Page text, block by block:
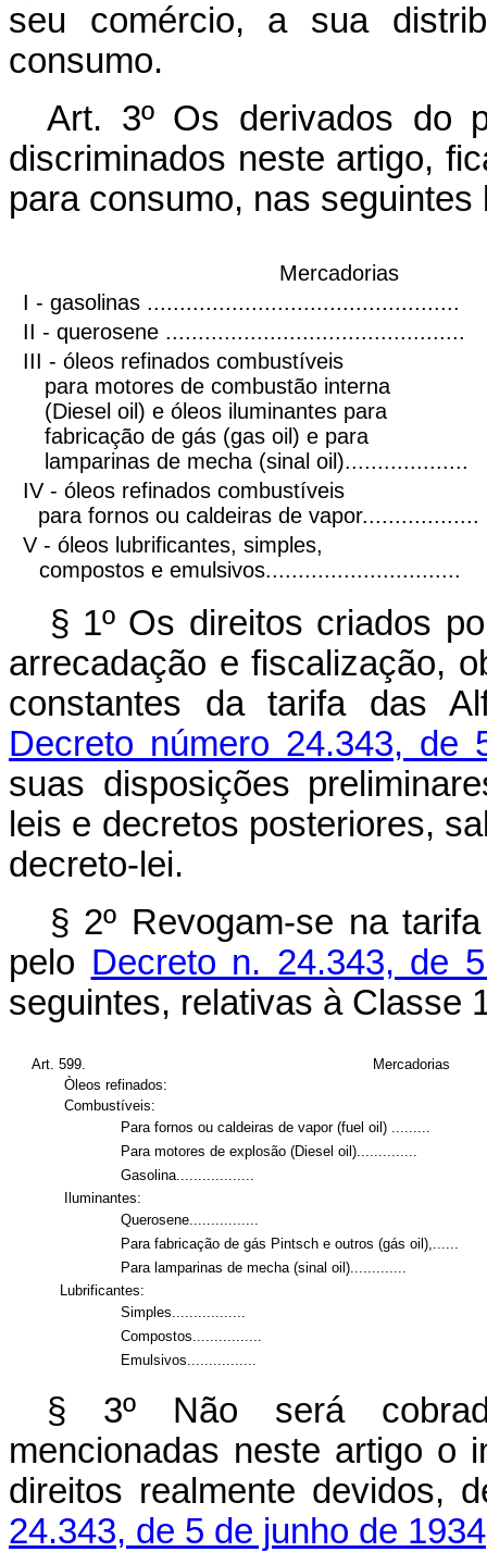
seu comércio, a sua
consumo.
Art. 3º Os derivados do
discriminados neste artigo,
para consumo, nas seguintes
Mercadorias
I - gasolinas ................................................
II - querosene ..............................................
III - óleos refinados combustíveis
para motores de combustão interna
(Diesel oil) e óleos iluminantes para
fabricação de gás (gas oil) e para
lamparinas de mecha (sinal oil)...................
IV - óleos refinados combustíveis
para fornos ou caldeiras de vapor..................
V - óleos lubrificantes, simples,
compostos e emulsivos..............................
§ 1º Os direitos criados
arrecadação e fiscalização,
constantes da tarifa das
Decreto número 24.343, de
suas disposições
leis e decretos posteriores,
decreto-lei.
§ 2º Revogam-se na
pelo Decreto n. 24.343, de
seguintes, relativas à Classe
Art. 599.
Mercadorias
Òleos refinados:
Combustíveis:
Para fornos ou caldeiras de vapor (fuel oil) .........
Para motores de explosão (Diesel oil)..............
Gasolina..................
Iluminantes:
Querosene................
Para fabricação de gás Pintsch e outros (gás oil),......
Para lamparinas de mecha (sinal oil).............
Lubrificantes:
Simples.................
Compostos................
Emulsivos................
§ 3º Não será
mencionadas neste artigo o
direitos realmente devidos,
24.343, de 5 de junho de 1934